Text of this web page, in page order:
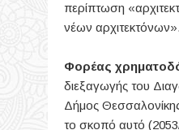
περίπτωση
νέων αρχιτεκτόνων».
Φορέας
διεξαγωγής του
Δήμος
το σκοπό αυτό